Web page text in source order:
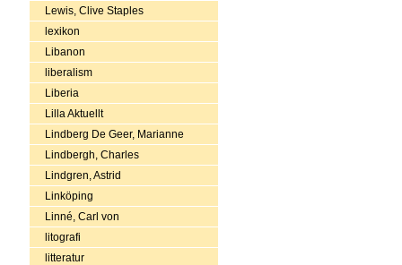
Lewis, Clive Staples
lexikon
Libanon
liberalism
Liberia
Lilla Aktuellt
Lindberg De Geer, Marianne
Lindbergh, Charles
Lindgren, Astrid
Linköping
Linné, Carl von
litografi
litteratur